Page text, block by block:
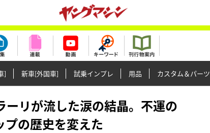
] 新車[外国車] 試乗インプレ 用品 カスタム＆パーツ
リが流した涙の結晶。不運の
の歴史を変えた